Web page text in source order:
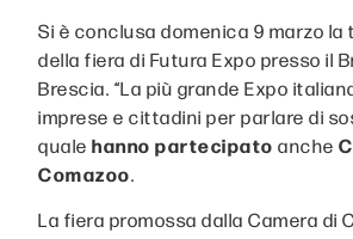
Si è conclusa domenica 9 marzo la
della fiera di Futura Expo presso il
Brescia. “La più grande Expo
imprese e cittadini per parlare di
qualehanno partecipato anche
Comazoo.
La fiera promossa dalla Camera di